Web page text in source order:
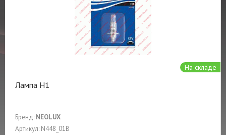
На складе
Лампа H1
Бренд: NEOLUX
Артикул: N448_01B